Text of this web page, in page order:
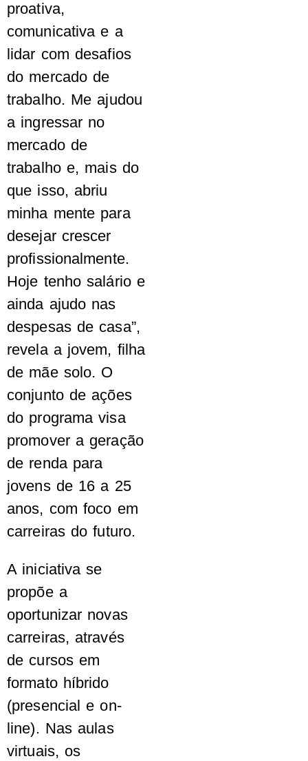
proativa,
comunicativa e a
lidar com desafios
do mercado de
trabalho. Me ajudou
a ingressar no
mercado de
trabalho e, mais do
que isso, abriu
minha mente para
desejar crescer
profissionalmente.
Hoje tenho salário e
ainda ajudo nas
despesas de casa”,
revela a jovem, filha
de mãe solo. O
conjunto de ações
do programa visa
promover a geração
de renda para
jovens de 16 a 25
anos, com foco em
carreiras do futuro.
A iniciativa se
propõe a
oportunizar novas
carreiras, através
de cursos em
formato híbrido
(presencial e on-
line). Nas aulas
virtuais, os